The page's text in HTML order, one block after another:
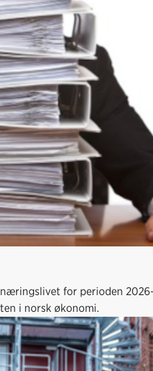
for perioden
i norsk økonomi.